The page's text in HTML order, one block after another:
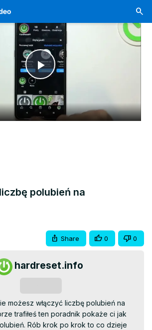
Play
Video
polubień na
Share 0 0
hardreset.info
możesz włączyć liczbę polubień na
trafiłeś ten poradnik pokaże ci jak
Rób krok po krok to co dzieje